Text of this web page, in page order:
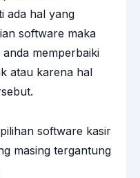
ada hal yang
software maka
memperbaiki
atau karena hal
software kasir
masing tergantung